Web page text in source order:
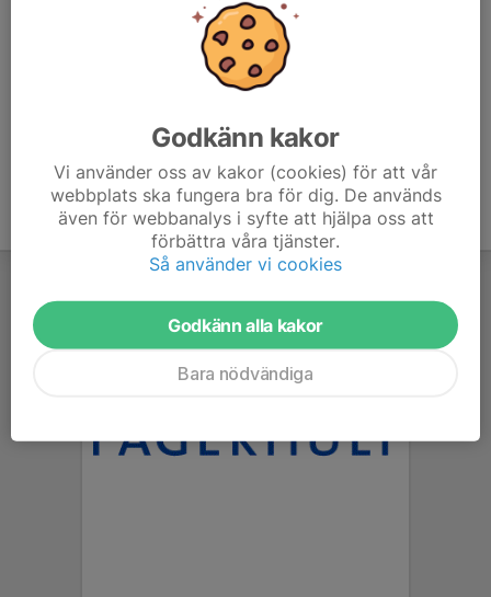
Godkänn kakor
Vi använder oss av kakor (cookies) för att vår
webbplats ska fungera bra för dig. De används
även för webbanalys i syfte att hjälpa oss att
förbättra våra tjänster.
Så använder vi cookies
Godkänn alla kakor
Bara nödvändiga